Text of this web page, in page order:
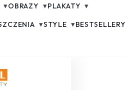
▾OBRAZY ▾PLAKATY ▾
▾STYLE ▾BESTSELLERY